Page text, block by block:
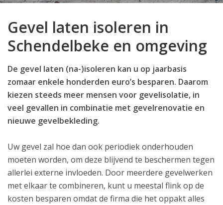
Gevel laten isoleren in
Schendelbeke en omgeving
De gevel laten (na-)isoleren kan u op jaarbasis
zomaar enkele honderden euro’s besparen. Daarom
kiezen steeds meer mensen voor gevelisolatie, in
veel gevallen in combinatie met gevelrenovatie en
nieuwe gevelbekleding.
Uw gevel zal hoe dan ook periodiek onderhouden
moeten worden, om deze blijvend te beschermen tegen
allerlei externe invloeden. Door meerdere gevelwerken
met elkaar te combineren, kunt u meestal flink op de
kosten besparen omdat de firma die het oppakt alles